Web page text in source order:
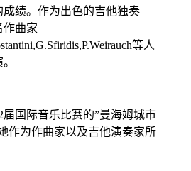
绩。作为出色的吉他独奏
作曲家
等人
届国际音乐比赛的”曼海姆城市
作为作曲家以及吉他演奏家所